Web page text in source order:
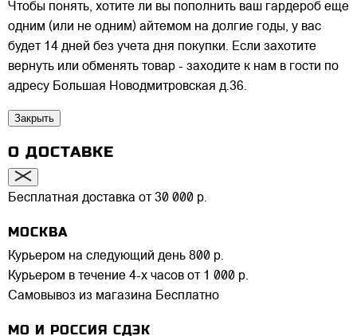
Чтобы понять, хотите ли вы пополнить ваш гардероб еще
одним (или не одним) айтемом на долгие годы, у вас
будет 14 дней без учета дня покупки. Если захотите
вернуть или обменять товар - заходите к нам в гости по
адресу Большая Новодмитровская д.36.
Закрыть
О ДОСТАВКЕ
Бесплатная доставка от 30 000 р.
МОСКВА
Курьером на следующий день 800 р.
Курьером в течение 4-х часов от 1 000 р.
Самовывоз из магазина Бесплатно
МО И РОССИЯ СДЭК